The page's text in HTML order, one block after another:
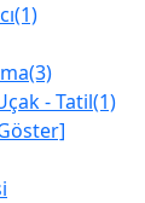
- Tatil(1)